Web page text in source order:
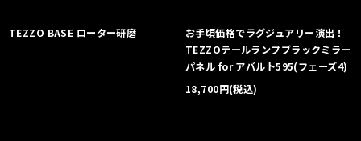
TEZZO BASE ローター研磨
お手頃価格でラグジュアリー演出！
TEZZOテールランプブラックミラー
パネル for アバルト595(フェーズ4)
18,700円(税込)